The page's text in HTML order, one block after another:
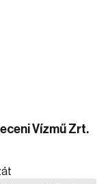
Vízmű Zrt.